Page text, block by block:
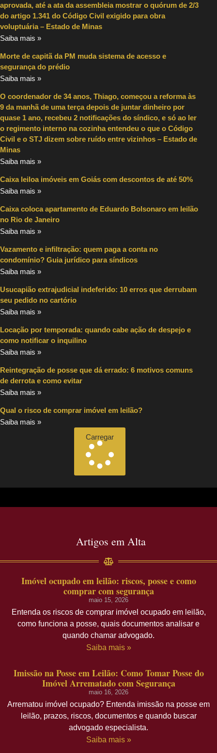
aprovada, até a ata da assembleia mostrar o quórum de 2/3
do artigo 1.341 do Código Civil exigido para obra
voluptuária – Estado de Minas
Saiba mais »
Morte de capitã da PM muda sistema de acesso e
segurança do prédio
Saiba mais »
O coordenador de 34 anos, Thiago, começou a reforma às
9 da manhã de uma terça depois de juntar dinheiro por
quase 1 ano, recebeu 2 notificações do síndico, e só ao ler
o regimento interno na cozinha entendeu o que o Código
Civil e o STJ dizem sobre ruído entre vizinhos – Estado de
Minas
Saiba mais »
Caixa leiloa imóveis em Goiás com descontos de até 50%
Saiba mais »
Caixa coloca apartamento de Eduardo Bolsonaro em leilão
no Rio de Janeiro
Saiba mais »
Vazamento e infiltração: quem paga a conta no
condomínio? Guia jurídico para síndicos
Saiba mais »
Usucapião extrajudicial indeferido: 10 erros que derrubam
seu pedido no cartório
Saiba mais »
Locação por temporada: quando cabe ação de despejo e
como notificar o inquilino
Saiba mais »
Reintegração de posse que dá errado: 6 motivos comuns
de derrota e como evitar
Saiba mais »
Qual o risco de comprar imóvel em leilão?
Saiba mais »
Carregar
Artigos em Alta
Imóvel ocupado em leilão: riscos, posse e como
comprar com segurança
maio 15, 2026
Entenda os riscos de comprar imóvel ocupado em leilão,
como funciona a posse, quais documentos analisar e
quando chamar advogado.
Saiba mais »
Imissão na Posse em Leilão: Como Tomar Posse do
Imóvel Arrematado com Segurança
maio 16, 2026
Arrematou imóvel ocupado? Entenda imissão na posse em
leilão, prazos, riscos, documentos e quando buscar
advogado especialista.
Saiba mais »